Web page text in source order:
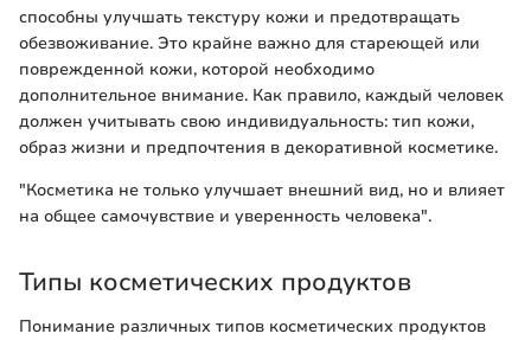
способны улучшать текстуру кожи и предотвращать
обезвоживание. Это крайне важно для стареющей или
поврежденной кожи, которой необходимо
дополнительное внимание. Как правило, каждый человек
должен учитывать свою индивидуальность: тип кожи,
образ жизни и предпочтения в декоративной косметике.
"Косметика не только улучшает внешний вид, но и влияет
на общее самочувствие и уверенность человека".
Типы косметических продуктов
Понимание различных типов косметических продуктов